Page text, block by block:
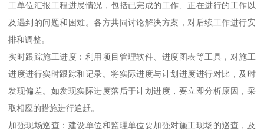
工单位汇报工程进展情况，包括已完成的工作、正在进行的工作以
及遇到的问题和困难。各方共同讨论解决方案，对后续工作进行安
排和调整。
实时跟踪施工进度：利用项目管理软件、进度图表等工具，对施工
进度进行实时跟踪和记录。将实际进度与计划进度进行对比，及时
发现偏差。如发现实际进度落后于计划进度，要立即分析原因，采
取相应的措施进行追赶。
加强现场巡查：建设单位和监理单位要加强对施工现场的巡查，及